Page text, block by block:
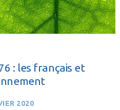
: les français et
2020